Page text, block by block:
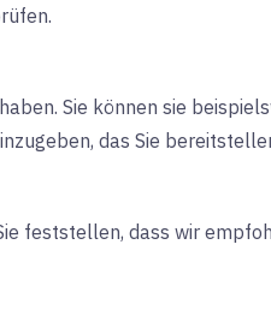
Sie können sie
das Sie
feststellen, dass wir